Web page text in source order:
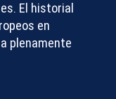
El historial
en
plenamente